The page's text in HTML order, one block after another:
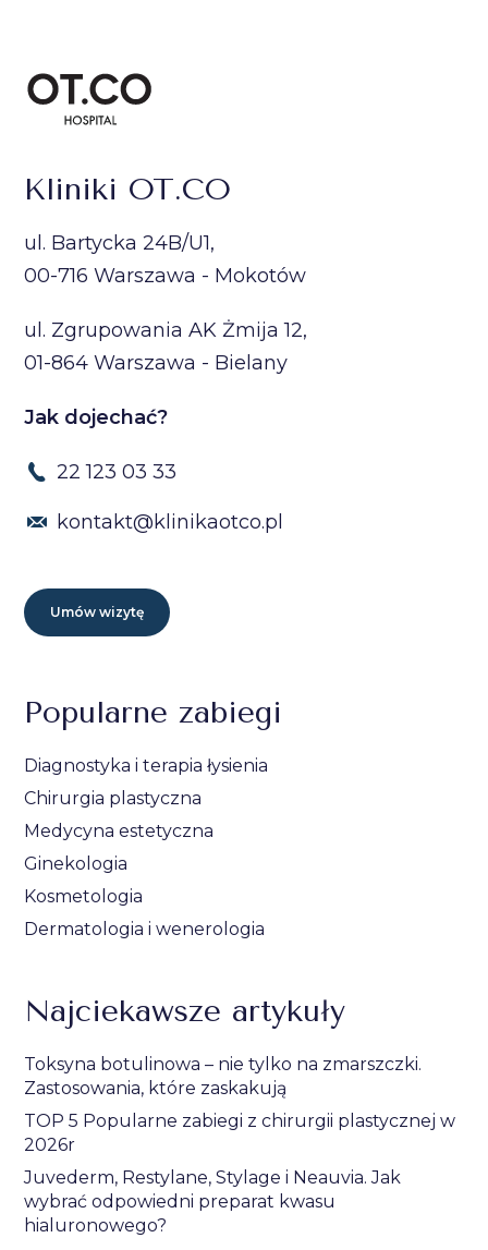
Kliniki OT.CO
ul. Bartycka 24B/U1,
00-716 Warszawa - Mokotów
ul. Zgrupowania AK Żmija 12,
01-864 Warszawa - Bielany
Jak dojechać?
22 123 03 33
kontakt@klinikaotco.pl
Umów wizytę
Popularne zabiegi
Diagnostyka i terapia łysienia
Chirurgia plastyczna
Medycyna estetyczna
Ginekologia
Kosmetologia
Dermatologia i wenerologia
Najciekawsze artykuły
Toksyna botulinowa – nie tylko na zmarszczki.
Zastosowania, które zaskakują
TOP 5 Popularne zabiegi z chirurgii plastycznej w
2026r
Juvederm, Restylane, Stylage i Neauvia. Jak
wybrać odpowiedni preparat kwasu
hialuronowego?